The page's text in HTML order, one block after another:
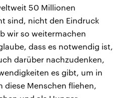
50 Millionen
sind, nicht den Eindruck
wir so weitermachen
dass es notwendig ist,
darüber nachzudenken,
es gibt, um in
diese Menschen fliehen,